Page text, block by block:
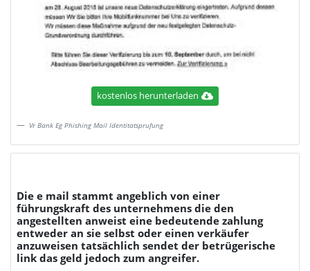
kostenlos herunterladen
Vr Bank Eg Phishing Mail Identitatsprufung
Die e mail stammt angeblich von einer
führungskraft des unternehmens die den
angestellten anweist eine bedeutende zahlung
entweder an sie selbst oder einen verkäufer
anzuweisen tatsächlich sendet der betrügerische
link das geld jedoch zum angreifer.